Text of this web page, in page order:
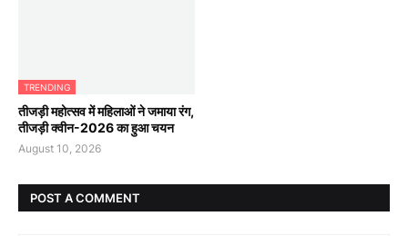
TRENDING
तीजड़ी महोत्सव में महिलाओं ने जमाया रंग,
तीजड़ी क्वीन-2026 का हुआ चयन
August 10, 2026
POST A COMMENT